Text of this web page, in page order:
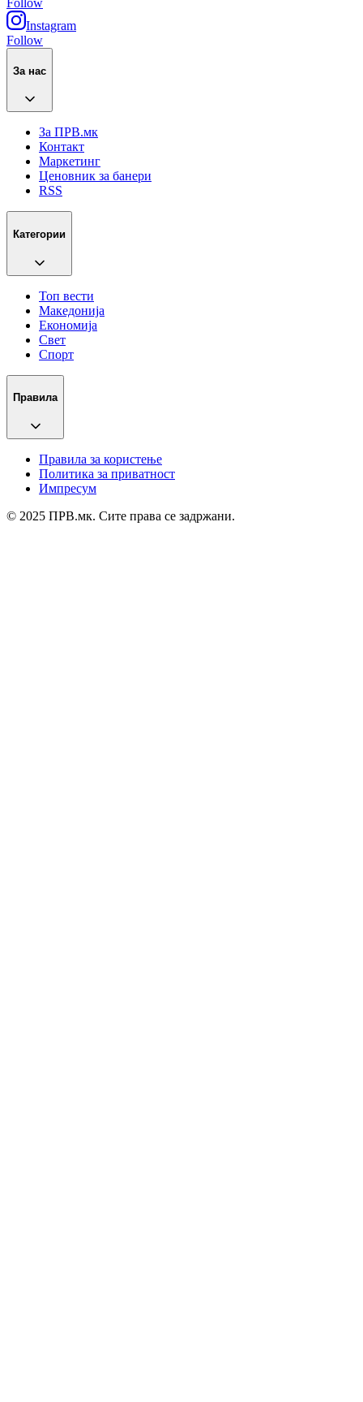
Instagram
Follow
За нас
За ПРВ.мк
Контакт
Маркетинг
Ценовник за банери
RSS
Категории
Топ вести
Македонија
Економија
Свет
Спорт
Правила
Правила за користење
Политика за приватност
Импресум
© 2025 ПРВ.мк. Сите права се задржани.